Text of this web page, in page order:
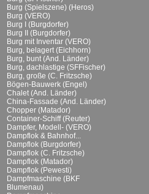
Burg (Spielszene) (Heros)
Burg (VERO)
Burg I (Burgdorfer)
Burg II (Burgdorfer)
Burg mit Inventar (VERO)
Burg, belagert (Eichhorn)
Burg, bunt (And. Länder)
Burg, dachlastige (SFFischer)
Burg, große (C. Fritzsche)
Bögen-Bauwerk (Engel)
Chalet (And. Länder)
China-Fassade (And. Länder)
Chopper (Matador)
Container-Schiff (Reuter)
Dampfer, Modell- (VERO)
Dampflok & Bahnhof...
Dampflok (Burgdorfer)
Dampflok (C. Fritzsche)
Dampflok (Matador)
Dampflok (Pewesti)
Dampfmaschine (BKF
Blumenau)